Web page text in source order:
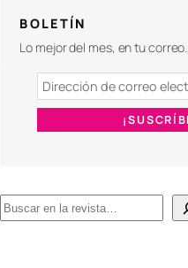
BOLETÍN
Lo mejor del mes, en tu correo.
B